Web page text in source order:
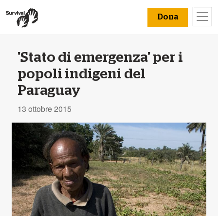
Dona
'Stato di emergenza' per i
popoli indigeni del
Paraguay
13 ottobre 2015